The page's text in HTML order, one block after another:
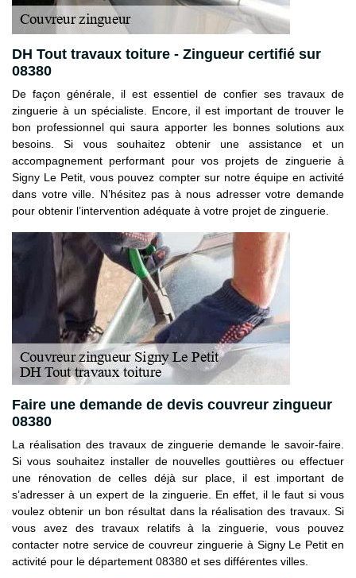
DH Tout travaux toiture - Zingueur certifié sur
08380
De façon générale, il est essentiel de confier ses travaux de
zinguerie à un spécialiste. Encore, il est important de trouver le
bon professionnel qui saura apporter les bonnes solutions aux
besoins. Si vous souhaitez obtenir une assistance et un
accompagnement performant pour vos projets de zinguerie à
Signy Le Petit, vous pouvez compter sur notre équipe en activité
dans votre ville. N’hésitez pas à nous adresser votre demande
pour obtenir l’intervention adéquate à votre projet de zinguerie.
Faire une demande de devis couvreur zingueur
08380
La réalisation des travaux de zinguerie demande le savoir-faire.
Si vous souhaitez installer de nouvelles gouttières ou effectuer
une rénovation de celles déjà sur place, il est important de
s’adresser à un expert de la zinguerie. En effet, il le faut si vous
voulez obtenir un bon résultat dans la réalisation des travaux. Si
vous avez des travaux relatifs à la zinguerie, vous pouvez
contacter notre service de couvreur zinguerie à Signy Le Petit en
activité pour le département 08380 et ses différentes villes.